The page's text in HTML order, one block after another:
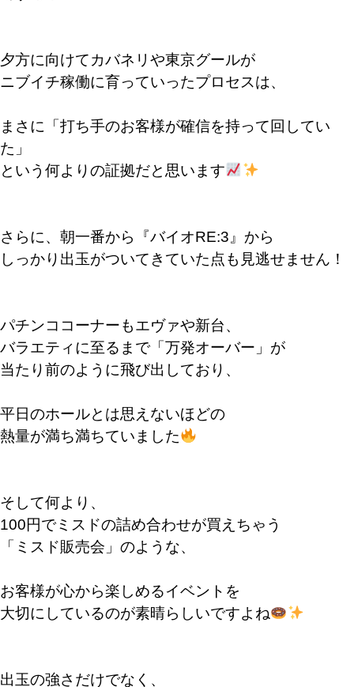
夕方に向けてカバネリや東京グールが
ニブイチ稼働に育っていったプロセスは、
まさに「打ち手のお客様が確信を持って回してい
た」
という何よりの証拠だと思います
さらに、朝一番から『バイオRE:3』から
しっかり出玉がついてきていた点も見逃せません！
パチンココーナーもエヴァや新台、
バラエティに至るまで「万発オーバー」が
当たり前のように飛び出しており、
平日のホールとは思えないほどの
熱量が満ち満ちていました
そして何より、
100円でミスドの詰め合わせが買えちゃう
「ミスド販売会」のような、
お客様が心から楽しめるイベントを
大切にしているのが素晴らしいですよね
出玉の強さだけでなく、